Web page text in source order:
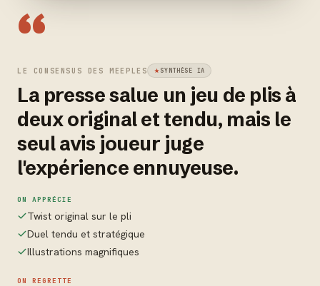
“
LE CONSENSUS DES MEEPLES SYNTHÈSE IA
La presse salue un jeu de plis à
deux original et tendu, mais le
seul avis joueur juge
l'expérience ennuyeuse.
ON APPRÉCIE
Twist original sur le pli
Duel tendu et stratégique
Illustrations magnifiques
ON REGRETTE